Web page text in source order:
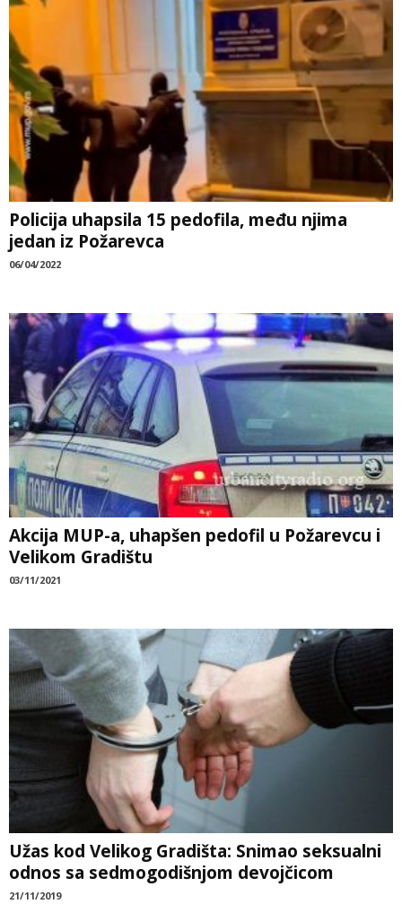
Policija uhapsila 15 pedofila, među njima
jedan iz Požarevca
06/04/2022
Akcija MUP-a, uhapšen pedofil u Požarevcu i
Velikom Gradištu
03/11/2021
Užas kod Velikog Gradišta: Snimao seksualni
odnos sa sedmogodišnjom devojčicom
21/11/2019